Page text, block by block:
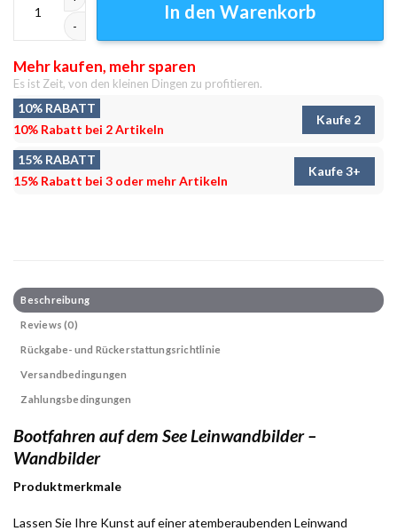
In den Warenkorb
Mehr kaufen, mehr sparen
Es ist Zeit, von den kleinen Dingen zu profitieren.
10% RABATT
10% Rabatt bei 2 Artikeln
Kaufe 2
15% RABATT
15% Rabatt bei 3 oder mehr Artikeln
Kaufe 3+
Beschreibung
Reviews (0)
Rückgabe- und Rückerstattungsrichtlinie
Versandbedingungen
Zahlungsbedingungen
Bootfahren auf dem See Leinwandbilder –
Wandbilder
Produktmerkmale
Lassen Sie Ihre Kunst auf einer atemberaubenden Leinwand